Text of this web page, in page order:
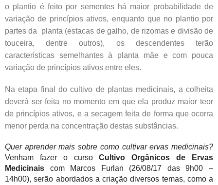
o plantio é feito por sementes há maior probabilidade de
variação de princípios ativos, enquanto que no plantio por
partes da planta (estacas de galho, de rizomas e divisão de
touceira, dentre outros), os descendentes terão
características semelhantes à planta mãe e com pouca
variação de princípios ativos entre eles.
Na etapa final do cultivo de plantas medicinais, a colheita
deverá ser feita no momento em que ela produz maior teor
de princípios ativos, e a secagem feita de forma que ocorra
menor perda na concentração destas substâncias.
Quer aprender mais sobre como cultivar ervas medicinais?
Venham fazer o cursoCultivo Orgânicos de Ervas
Medicinais com Marcos Furlan (26/08/17 das 9h00 –
14h00), serão abordados a criação diversos temas, como a